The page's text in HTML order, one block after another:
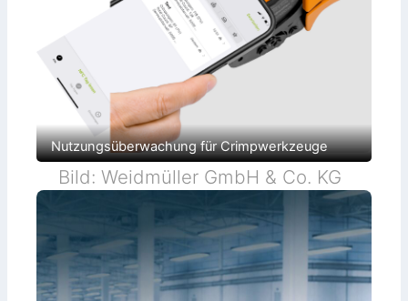
Nutzungsüberwachung für Crimpwerkzeuge
Bild: Weidmüller GmbH & Co. KG